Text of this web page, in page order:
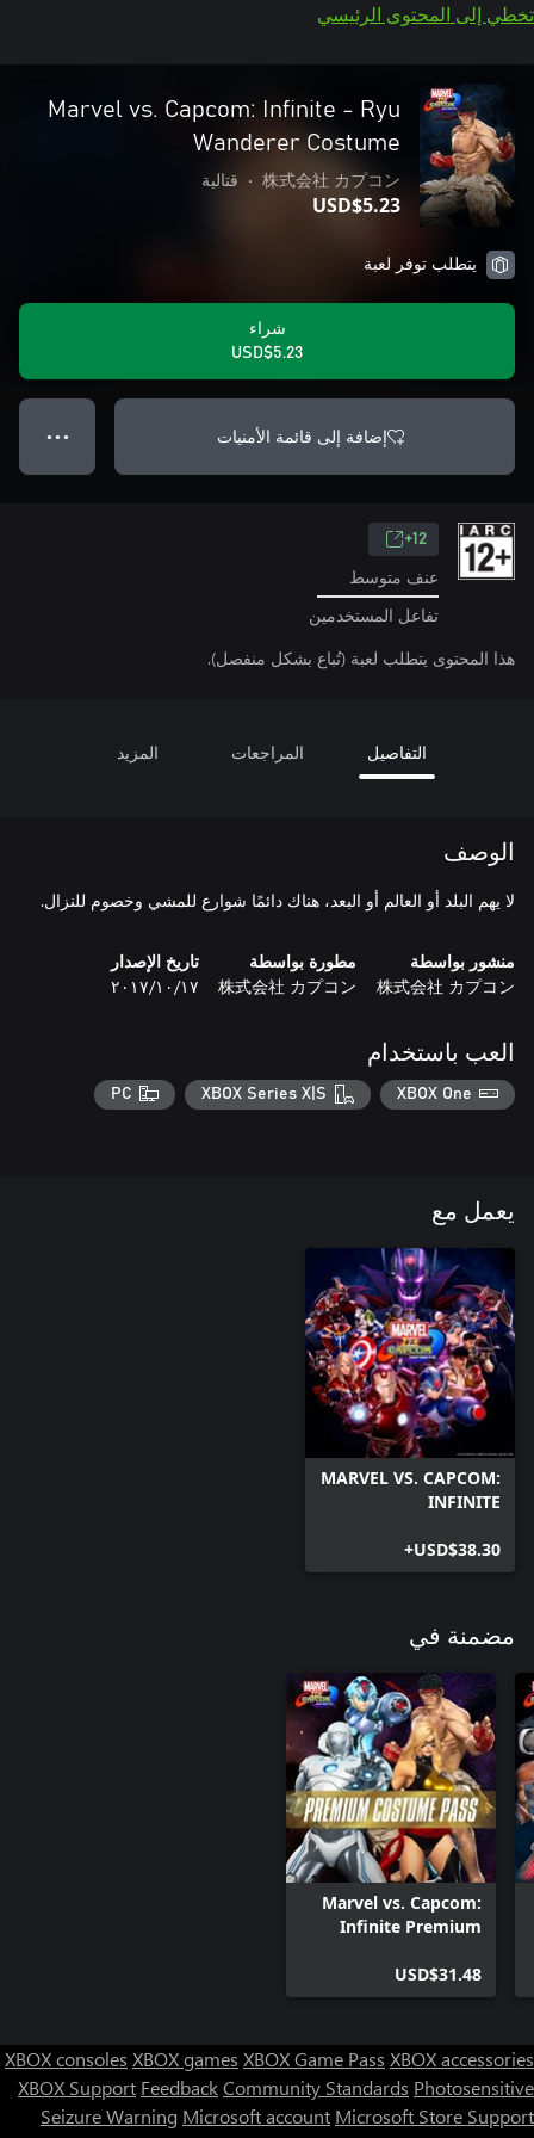
تخطي إلى المحتوى الرئيسي
Marvel vs. Capcom: Infinite - Ryu
Wanderer Costume
株式会社 カプコン
• قتالية
USD$5.23
يتطلب توفر لعبة
شراء
USD$5.23
إضافة إلى قائمة الأمنيات ● ● ●
12+
عنف متوسط
تفاعل المستخدمين
هذا المحتوى يتطلب لعبة (تُباع بشكل منفصل).
التفاصيل المراجعات المزيد
الوصف
لا يهم البلد أو العالم أو البعد، هناك دائمًا شوارع للمشي وخصوم للنزال.
منشور بواسطة
株式会社 カプコン
مطورة بواسطة
株式会社 カプコン
تاريخ الإصدار
١٧‏/١٠‏/٢٠١٧
العب باستخدام
XBOX One
XBOX Series X|S
PC
يعمل مع
MARVEL VS. CAPCOM:
INFINITE
USD$38.30+
مضمنة في
Marvel vs. Capcom:
Infinite Premium
USD$31.48
XBOX consoles XBOX games XBOX Game Pass XBOX accessories
XBOX Support FeedbackCommunity Standards Photosensitive
Seizure Warning Microsoft account Microsoft Store Support